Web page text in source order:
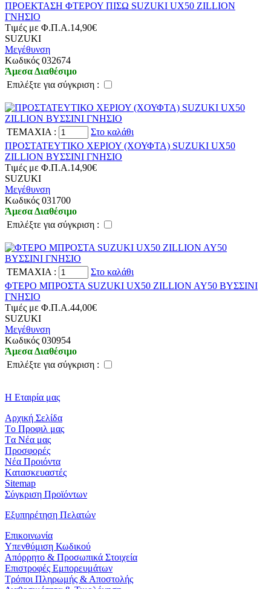
ΠΡΟΕΚΤΑΣΗ ΦΤΕΡΟΥ ΠΙΣΩ SUZUKI UX50 ZILLION
ΓΝΗΣΙΟ
Tιμές με Φ.Π.Α.14,90€
SUZUKI
Μεγέθυνση
Kωδικός 032674
Άμεσα Διαθέσιμο
Eπιλέξτε για σύγκριση :
TEMAXIA :
Στο καλάθι
ΠΡΟΣΤΑΤΕΥΤΙΚΟ ΧΕΡΙΟΥ (ΧΟΥΦΤΑ) SUZUKI UX50
ZILLION ΒΥΣΣΙΝΙ ΓΝΗΣΙΟ
Tιμές με Φ.Π.Α.14,90€
SUZUKI
Μεγέθυνση
Kωδικός 031700
Άμεσα Διαθέσιμο
Eπιλέξτε για σύγκριση :
TEMAXIA :
Στο καλάθι
ΦΤΕΡΟ ΜΠΡΟΣΤΑ SUZUKI UX50 ZILLION AY50 ΒΥΣΣΙΝΙ
ΓΝΗΣΙΟ
Tιμές με Φ.Π.Α.44,00€
SUZUKI
Μεγέθυνση
Kωδικός 030954
Άμεσα Διαθέσιμο
Eπιλέξτε για σύγκριση :
Η Εταιρία μας
Aρχική Σελίδα
Tο Προφιλ μας
Tα Νέα μας
Προσφορές
Νέα Προιόντα
Kατασκευαστές
Sitemap
Σύγκριση Προϊόντων
Εξυπηρέτηση Πελατών
Eπικοινωνία
Yπενθύμιση Κωδικού
Απόρρητο & Προσωπικά Στοιχεία
Επιστροφές Εμπορευμάτων
Τρόποι Πληρωμής & Αποστολής